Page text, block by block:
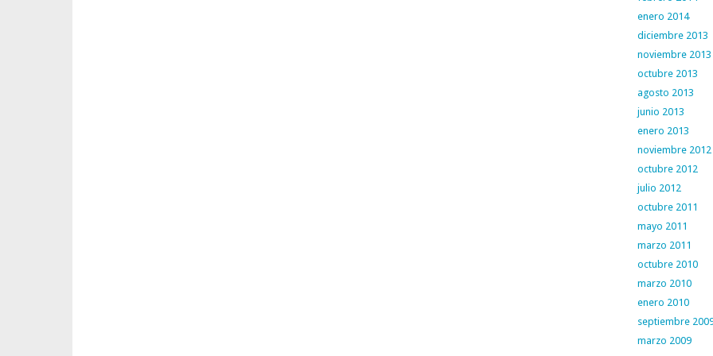
enero 2014
diciembre 2013
noviembre 2013
octubre 2013
agosto 2013
junio 2013
enero 2013
noviembre 2012
octubre 2012
julio 2012
octubre 2011
mayo 2011
marzo 2011
octubre 2010
marzo 2010
enero 2010
septiembre
marzo 2009